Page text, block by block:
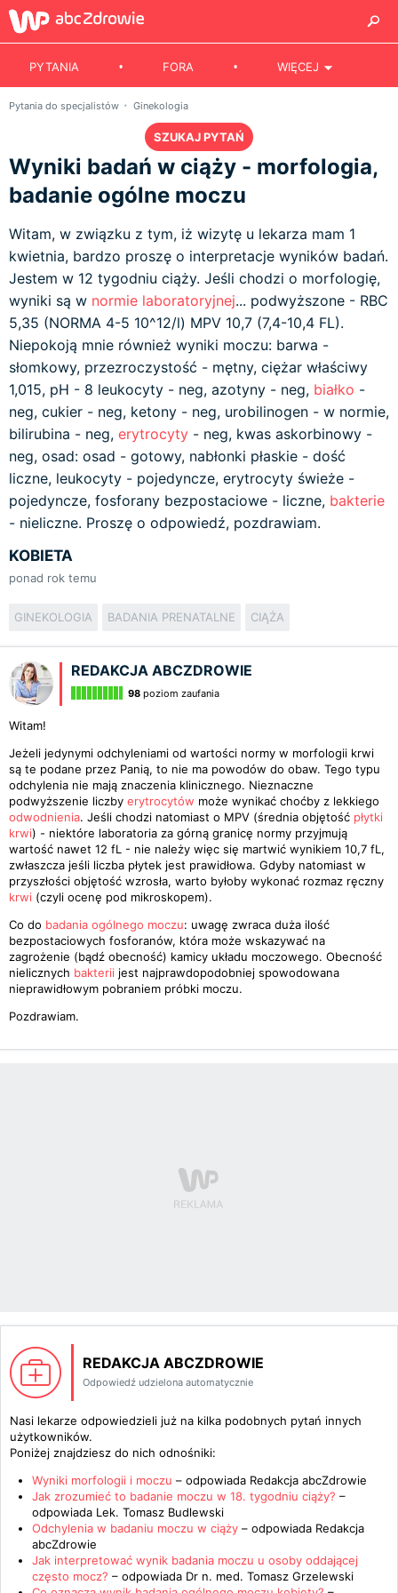
PYTANIA FORA WIĘCEJ
Pytania do specjalistów Ginekologia
SZUKAJ PYTAŃ
Wyniki badań w ciąży - morfologia,
badanie ogólne moczu
Witam, w związku z tym, iż wizytę u lekarza mam 1
kwietnia, bardzo proszę o interpretacje wyników badań.
Jestem w 12 tygodniu ciąży. Jeśli chodzi o morfologię,
wyniki są w normie laboratoryjnej... podwyższone - RBC
5,35 (NORMA 4-5 10^12/l) MPV 10,7 (7,4-10,4 FL).
Niepokoją mnie również wyniki moczu: barwa -
słomkowy, przezroczystość - mętny, ciężar właściwy
1,015, pH - 8 leukocyty - neg, azotyny - neg, białko -
neg, cukier - neg, ketony - neg, urobilinogen - w normie,
bilirubina - neg, erytrocyty - neg, kwas askorbinowy -
neg, osad: osad - gotowy, nabłonki płaskie - dość
liczne, leukocyty - pojedyncze, erytrocyty świeże -
pojedyncze, fosforany bezpostaciowe - liczne, bakterie
- nieliczne. Proszę o odpowiedź, pozdrawiam.
KOBIETA
ponad rok temu
GINEKOLOGIA BADANIA PRENATALNE CIĄŻA
REDAKCJA ABCZDROWIE
98 poziom zaufania
Witam!
Jeżeli jedynymi odchyleniami od wartości normy w morfologii krwi
są te podane przez Panią, to nie ma powodów do obaw. Tego typu
odchylenia nie mają znaczenia klinicznego. Nieznaczne
podwyższenie liczby erytrocytów może wynikać choćby z lekkiego
odwodnienia. Jeśli chodzi natomiast o MPV (średnia objętość płytki
krwi) - niektóre laboratoria za górną granicę normy przyjmują
wartość nawet 12 fL - nie należy więc się martwić wynikiem 10,7 fL,
zwłaszcza jeśli liczba płytek jest prawidłowa. Gdyby natomiast w
przyszłości objętość wzrosła, warto byłoby wykonać rozmaz ręczny
krwi (czyli ocenę pod mikroskopem).
Co do badania ogólnego moczu: uwagę zwraca duża ilość
bezpostaciowych fosforanów, która może wskazywać na
zagrożenie (bądź obecność) kamicy układu moczowego. Obecność
nielicznych bakterii jest najprawdopodobniej spowodowana
nieprawidłowym pobraniem próbki moczu.
Pozdrawiam.
REDAKCJA ABCZDROWIE
Odpowiedź udzielona automatycznie
Nasi lekarze odpowiedzieli już na kilka podobnych pytań innych
użytkowników.
Poniżej znajdziesz do nich odnośniki:
Wyniki morfologii i moczu – odpowiada Redakcja abcZdrowie
Jak zrozumieć to badanie moczu w 18. tygodniu ciąży? –
odpowiada Lek. Tomasz Budlewski
Odchylenia w badaniu moczu w ciąży – odpowiada Redakcja
abcZdrowie
Jak interpretować wynik badania moczu u osoby oddającej
często mocz? – odpowiada Dr n. med. Tomasz Grzelewski